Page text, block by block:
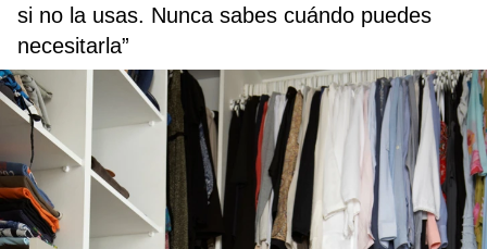
si no la usas. Nunca sabes cuándo puedes
necesitarla”